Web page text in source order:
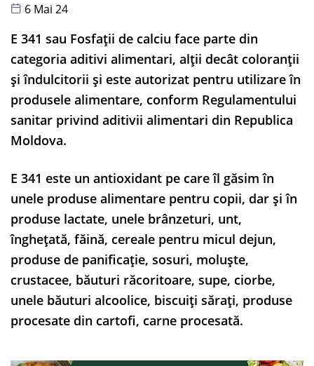
6 Mai 24
E 341 sau Fosfații de calciu face parte din
categoria aditivi alimentari, alții decât coloranții
și îndulcitorii și este autorizat pentru utilizare în
produsele alimentare, conform Regulamentului
sanitar privind aditivii alimentari din Republica
Moldova.
E 341 este un antioxidant pe care îl găsim în
unele produse alimentare pentru copii, dar și în
produse lactate, unele brânzeturi, unt,
înghețată, făină, cereale pentru micul dejun,
produse de panificație, sosuri, moluște,
crustacee, băuturi răcoritoare, supe, ciorbe,
unele băuturi alcoolice, biscuiți sărați, produse
procesate din cartofi, carne procesată.